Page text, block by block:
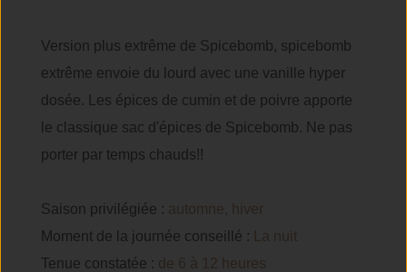
Version plus extrême de Spicebomb, spicebomb
extrême envoie du lourd avec une vanille hyper
dosée. Les épices de cumin et de poivre apporte
le classique sac d'épices de Spicebomb. Ne pas
porter par temps chauds!!
Saison privilégiée : automne, hiver
Moment de la journée conseillé :
La nuit
Tenue constatée : de 6 à 12 heures